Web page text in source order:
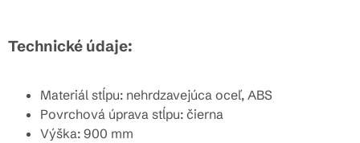
Technické údaje:
Materiál stĺpu: nehrdzavejúca oceľ, ABS
Povrchová úprava stĺpu: čierna
Výška: 900 mm